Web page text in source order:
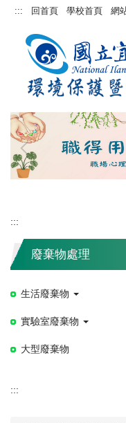
跳::: 回首頁 學校首頁 網
:::
廢棄物處理
生活廢棄物
實驗室廢棄物
大型廢棄物
:::